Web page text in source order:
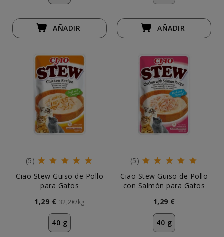
AÑADIR AÑADIR
(5)
Ciao Stew Guiso de Pollo
para Gatos
1,29 € 32,2€/kg
40 g
(5)
Ciao Stew Guiso de Pollo
con Salmón para Gatos
1,29 €
40 g